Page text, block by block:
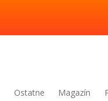
Ostatne Magazín